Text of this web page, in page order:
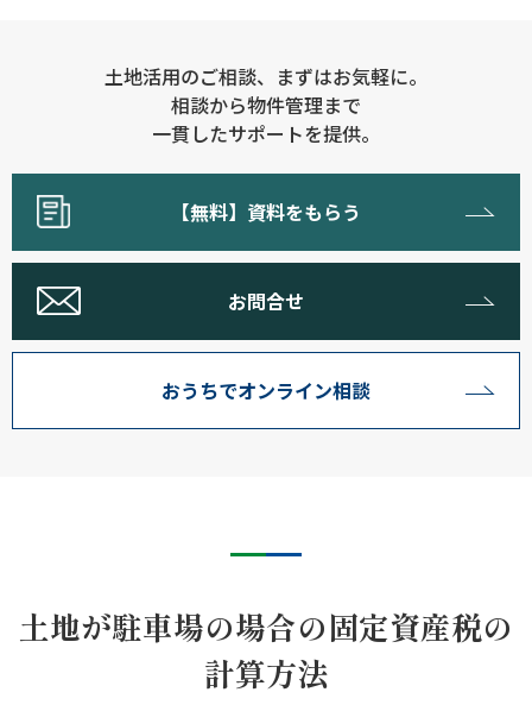
土地活用のご相談、まずはお気軽に。
相談から物件管理まで
一貫したサポートを提供。
【無料】資料をもらう
お問合せ
おうちでオンライン相談
土地が駐車場の場合の固定資産税の
計算方法